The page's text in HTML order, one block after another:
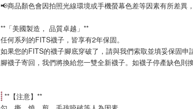
📢商品顏色會因拍照光線環境或手機螢幕色差等因素有所差異
**「美國製造， 品質卓越」**
任何系列的FITS襪子，皆享有2年保固。
如果您的FITS的襪子腳底穿破了，請與我們索取並填妥保固申
腳襪子寄回，我們將換給您一雙全新襪子。如襪子停產缺色則
**【注意】**